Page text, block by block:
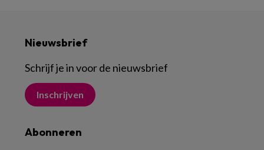
Nieuwsbrief
Schrijf je in voor de nieuwsbrief
Inschrijven
Abonneren